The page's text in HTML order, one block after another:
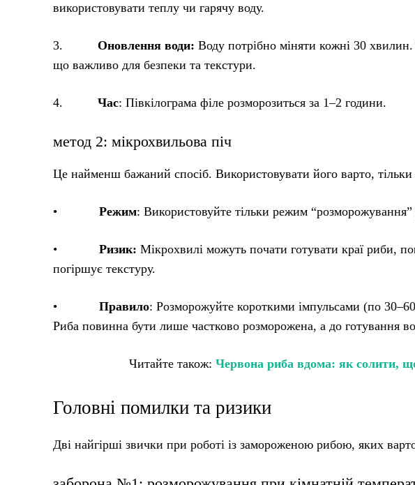
використовувати теплу чи гарячу воду.
3. Оновлення води: Воду потрібно міняти кожні 30
що важливо для безпеки та текстури.
4. Час: Півкілограма філе розморозиться за 1–2 години.
метод 2: мікрохвильова піч
Це найменш бажаний спосіб. Використовувати його варто,
• Режим: Використовуйте тільки режим
• Ризик: Мікрохвилі можуть почати готувати краї риби,
погіршує текстуру.
• Правило: Розморожуйте короткими імпульсами (по
Риба повинна бути лише частково розморожена, а до готування
Читайте також: Червона риба вдома: як солити,
Головні помилки та ризики
Дві найгірші звички при роботі із замороженою рибою, яких